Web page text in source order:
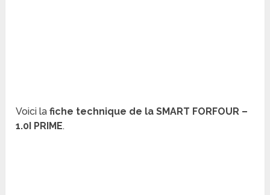
Voici la fiche technique de la SMART FORFOUR –
1.0I PRIME.